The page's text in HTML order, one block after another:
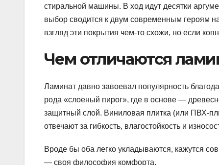
стиральной машины. В ход идут десятки
выбор сводится к двум современным героям
взгляд эти покрытия чем-то схожи, но если
Чем отличаются
Ламинат давно завоевал популярность
рода «слоеный пирог», где в основе —
защитный слой. Виниловая плитка (или ПВХ-
отвечают за гибкость, влагостойкость и
Вроде бы оба легко укладываются, кажутся
— своя философия комфорта.